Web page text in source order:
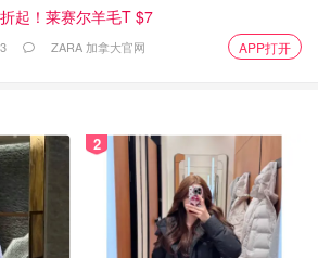
清楚些！是不是巨细腻？而且非常干
每根丝都 晶莹透亮，在阳光下白白的
起！莱赛尔羊毛T $7
ZARA 加拿大官网 APP打开
2